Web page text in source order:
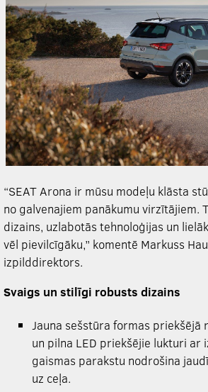
“SEAT Arona ir mūsu modeļu klāsta
no galvenajiem panākumu virzītājiem.
dizains, uzlabotās tehnoloģijas un
vēl pievilcīgāku,” komentē Markuss
izpilddirektors.
Svaigs un stilīgi robusts dizains
Jauna sešstūra formas priekšējā
un pilna LED priekšējie lukturi ar
gaismas parakstu nodrošina
uz ceļa.